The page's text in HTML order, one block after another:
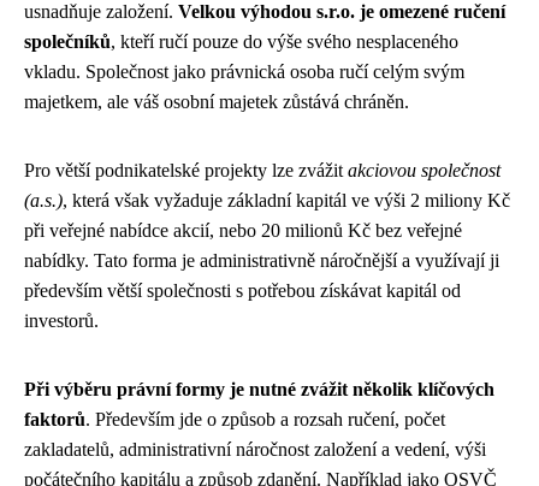
usnadňuje založení. Velkou výhodou s.r.o. je omezené ručení
společníků, kteří ručí pouze do výše svého nesplaceného
vkladu. Společnost jako právnická osoba ručí celým svým
majetkem, ale váš osobní majetek zůstává chráněn.
Pro větší podnikatelské projekty lze zvážit akciovou společnost
(a.s.), která však vyžaduje základní kapitál ve výši 2 miliony Kč
při veřejné nabídce akcií, nebo 20 milionů Kč bez veřejné
nabídky. Tato forma je administrativně náročnější a využívají ji
především větší společnosti s potřebou získávat kapitál od
investorů.
Při výběru právní formy je nutné zvážit několik klíčových
faktorů. Především jde o způsob a rozsah ručení, počet
zakladatelů, administrativní náročnost založení a vedení, výši
počátečního kapitálu a způsob zdanění. Například jako OSVČ